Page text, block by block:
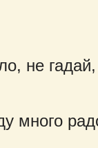
не гадай,
много